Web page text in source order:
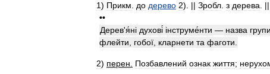
1) Прикм до дерево 2). || Зробл з дерева . ||
••
Дерев'я́ні духові інструме́нти — назва групи
флейти
гобої кларнети та фаготи
2) перен Позбавлений ознак життя;